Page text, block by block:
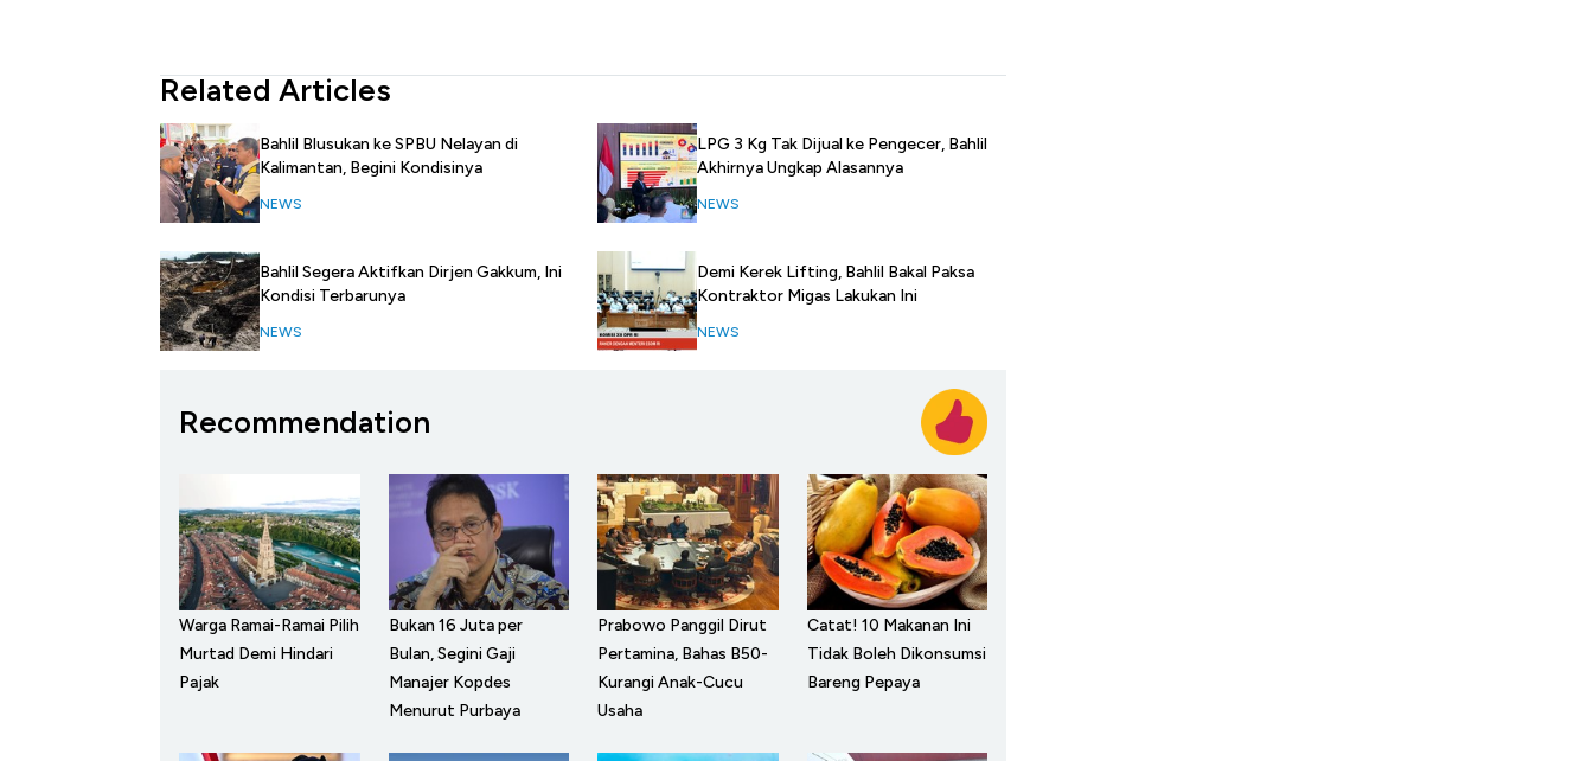
Related Articles
Bahlil Blusukan ke SPBU Nelayan di
Kalimantan, Begini Kondisinya
NEWS
Bahlil Segera Aktifkan Dirjen Gakkum, Ini
Kondisi Terbarunya
NEWS
LPG 3 Kg Tak Dijual ke Pengecer, Bahlil
Akhirnya Ungkap Alasannya
NEWS
Demi Kerek Lifting, Bahlil Bakal Paksa
Kontraktor Migas Lakukan Ini
NEWS
Recommendation
Warga Ramai-Ramai Pilih
Murtad Demi Hindari
Pajak
Bukan 16 Juta per
Bulan, Segini Gaji
Manajer Kopdes
Menurut Purbaya
Prabowo Panggil Dirut
Pertamina, Bahas B50-
Kurangi Anak-Cucu
Usaha
Catat! 10 Makanan Ini
Tidak Boleh Dikonsumsi
Bareng Pepaya